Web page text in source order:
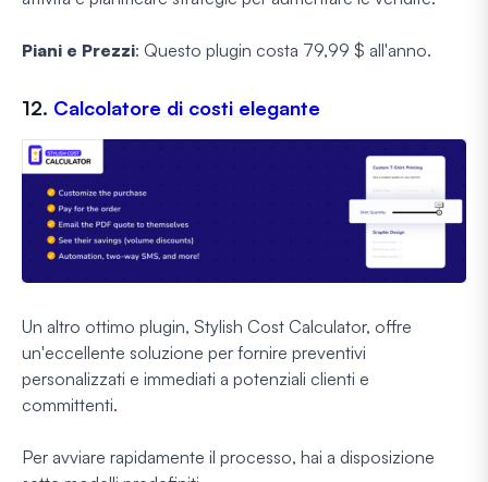
Piani e Prezzi: Questo plugin costa 79,99 $ all'anno.
12. Calcolatore di costi elegante
Un altro ottimo plugin, Stylish Cost Calculator, offre
un'eccellente soluzione per fornire preventivi
personalizzati e immediati a potenziali clienti e
committenti.
Per avviare rapidamente il processo, hai a disposizione